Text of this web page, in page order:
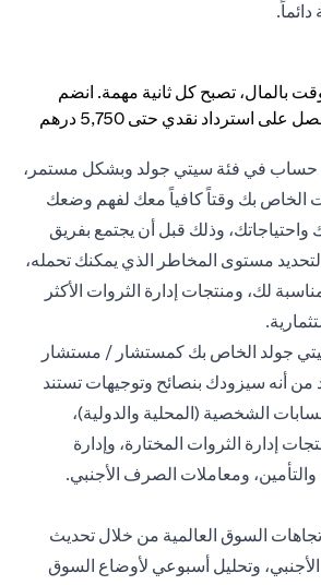
حساب في فئة سيتي جولد وبشكل مستمر،
الخاص بك وقتاً كافياً معك لفهم وضعك
واحتياجاتك، وذلك قبل أن يجتمع بفريق
مستوى المخاطر الذي يمكنك تحمله،
لك، ومنتجات إدارة الثروات الأكثر
جولد الخاص بك كمستشار / مستشار
أنه سيزودك بنصائح وتوجيهات تستند
الشخصية (المحلية والدولية)،
إدارة الثروات المختارة، وإدارة
والتأمين، ومعاملات الصرف الأجنبي.
السوق العالمية من خلال تحديث
وتحليل أسبوعي لأوضاع السوق